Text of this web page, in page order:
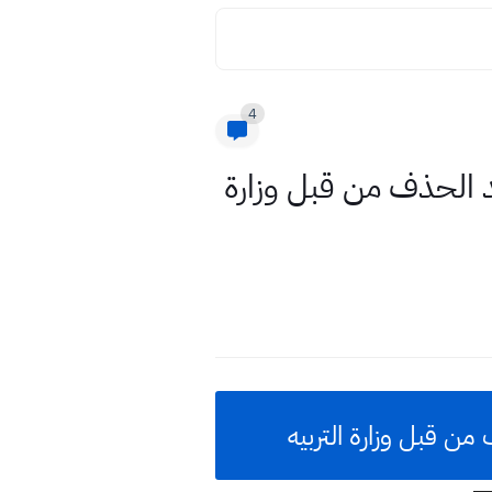
4
اسلامية سادس الابتدائي للعام 2020/2019 بعد الحذف من قبل وزارة